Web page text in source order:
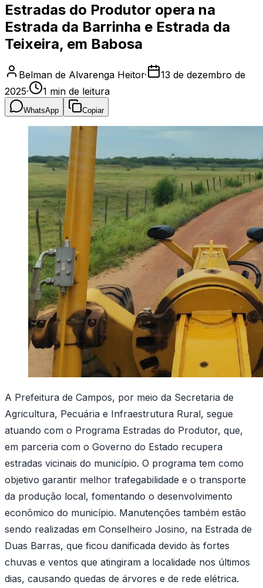
Estradas do Produtor opera na
Estrada da Barrinha e Estrada da
Teixeira, em Babosa
Belman de Alvarenga Heitor·
13 de dezembro de
2025· 1 min de leitura
WhatsApp Copiar
A Prefeitura de Campos, por meio da Secretaria de
Agricultura, Pecuária e Infraestrutura Rural, segue
atuando com o Programa Estradas do Produtor, que,
em parceria com o Governo do Estado recupera
estradas vicinais do município. O programa tem como
objetivo garantir melhor trafegabilidade e o transporte
da produção local, fomentando o desenvolvimento
econômico do município. Manutenções também estão
sendo realizadas em Conselheiro Josino, na Estrada de
Duas Barras, que ficou danificada devido às fortes
chuvas e ventos que atingiram a localidade nos últimos
dias, causando quedas de árvores e de rede elétrica.